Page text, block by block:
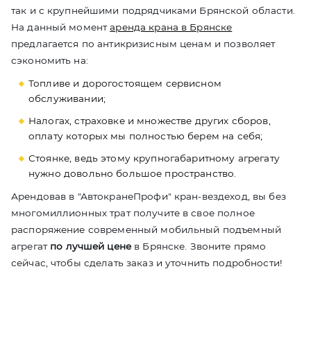
так и с крупнейшими подрядчиками Брянской области.
На данный моментаренда крана в Брянске
предлагается по антикризисным ценам и позволяет
сэкономить на:
Топливе и дорогостоящем сервисном
обслуживании;
Налогах, страховке и множестве других сборов,
оплату которых мы полностью берем на себя;
Стоянке, ведь этому крупногабаритному агрегату
нужно довольно большое пространство.
Арендовав в "АвтокранеПрофи" кран-вездеход, вы без
многомиллионных трат получите в свое полное
распоряжение современный мобильный подъемный
агрегат по лучшей ценев Брянске. Звоните прямо
сейчас, чтобы сделать заказ и уточнить подробности!